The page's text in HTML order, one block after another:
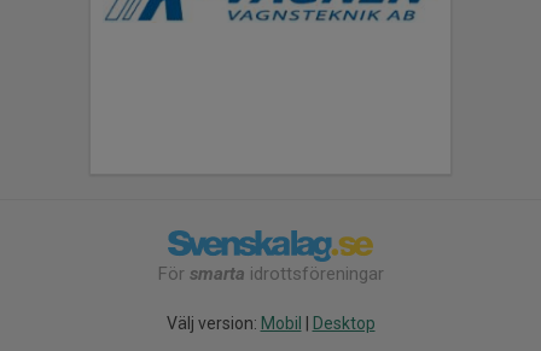
För smarta idrottsföreningar
Välj version: Mobil Desktop